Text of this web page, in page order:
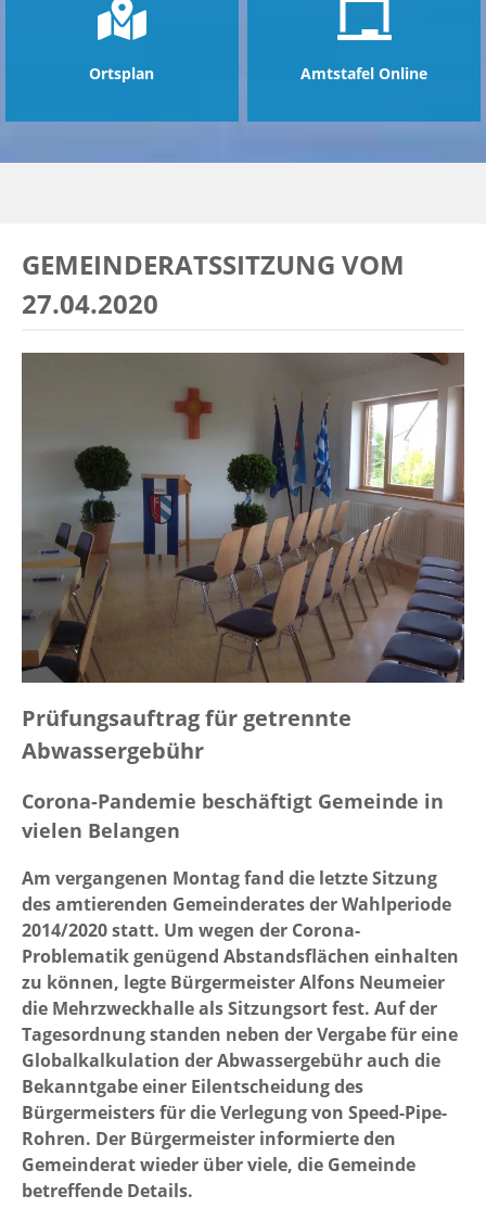
Ortsplan Amtstafel Online
GEMEINDERATSSITZUNG VOM
27.04.2020
Prüfungsauftrag für getrennte
Abwassergebühr
Corona-Pandemie beschäftigt Gemeinde in
vielen Belangen
Am vergangenen Montag fand die letzte Sitzung
des amtierenden Gemeinderates der Wahlperiode
2014/2020 statt. Um wegen der Corona-
Problematik genügend Abstandsflächen einhalten
zu können, legte Bürgermeister Alfons Neumeier
die Mehrzweckhalle als Sitzungsort fest. Auf der
Tagesordnung standen neben der Vergabe für eine
Globalkalkulation der Abwassergebühr auch die
Bekanntgabe einer Eilentscheidung des
Bürgermeisters für die Verlegung von Speed-Pipe-
Rohren. Der Bürgermeister informierte den
Gemeinderat wieder über viele, die Gemeinde
betreffende Details.